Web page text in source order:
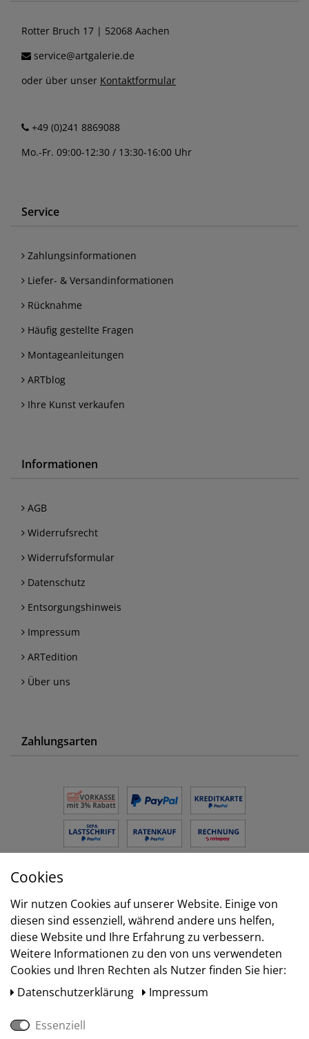
Rotter Bruch 17 | 52068 Aachen
service@artgalerie.de
oder über unser Kontaktformular
+49 (0)241 8869088
Mo.-Fr. 09:00-12:30 / 13:30-16:00 Uhr
Service
Zahlungsinformationen
Liefer- & Versandinformationen
Rücknahme
Häufig gestellte Fragen
Montageanleitungen
ARTblog
Ihre Kunst verkaufen
Informationen
AGB
Widerrufsrecht
Widerrufsformular
Datenschutz
Entsorgungshinweis
Impressum
ARTedition
Über uns
Zahlungsarten
Versand
Cookies
Wir nutzen Cookies auf unserer Website. Einige von
diesen sind essenziell, während andere uns helfen,
diese Website und Ihre Erfahrung zu verbessern.
Weitere Informationen zu den von uns verwendeten
Cookies und Ihren Rechten als Nutzer finden Sie hier:
Daten­schutz­erklärung
Impressum
Essenziell